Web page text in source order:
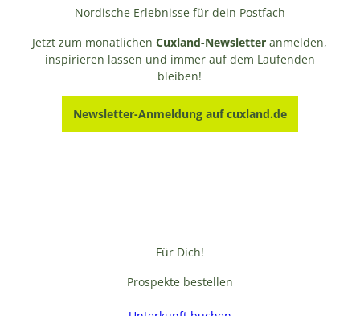
Nordische Erlebnisse für dein Postfach
Jetzt zum monatlichenCuxland-Newsletter anmelden,
inspirieren lassen und immer auf dem Laufenden
bleiben!
Newsletter-Anmeldung auf cuxland.de
Für Dich!
Prospekte bestellen